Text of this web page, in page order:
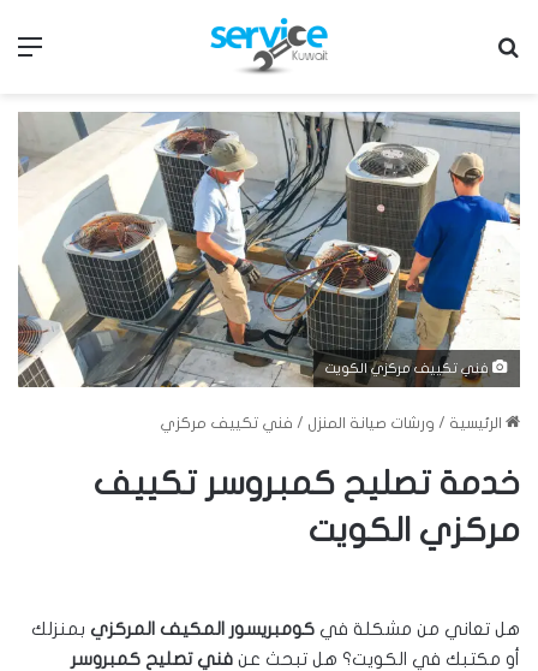
فني تكييف مركزي الكويت
الرئيسية / ورشات صيانة المنزل / فني تكييف مركزي
خدمة تصليح كمبروسر تكييف
مركزي الكويت
هل تعاني من مشكلة في كومبريسور المكيف المركزي بمنزلك
أو مكتبك في الكويت؟ هل تبحث عن فني تصليح كمبروسر